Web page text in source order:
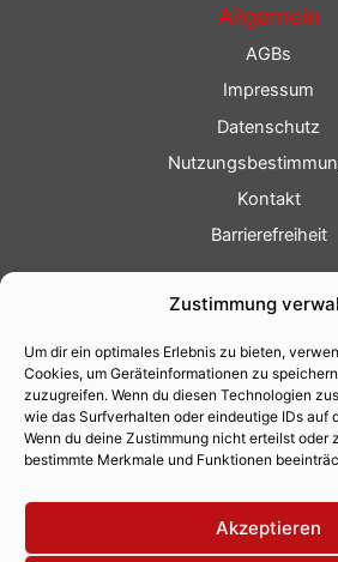
Zustimmung
Um dir ein optimales Erlebnis zu bieten,
Cookies, um Geräteinformationen zu
zuzugreifen. Wenn du diesen Technologien
wie das Surfverhalten oder eindeutige IDs auf
Wenn du deine Zustimmung nicht erteilst oder
bestimmte Merkmale und Funktionen
Akzeptieren
Allgemein
AGBs
Impressum
Datenschutz
Kontakt
Barrierefreiheit
Fotoservice
Videoservice
Werbung
Contenterstellung
Lokalnachrichten
Lokalfernsehen
Eventkalender